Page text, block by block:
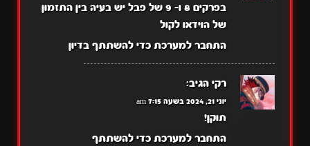
בפרקים 8 ו- 9 של פבל יש בעיה בין התזמון
של הוידאו לקול
התחבר למערכת כדי להשתתף בדיון
רקי הגיב:
יוני 21, 2024 בשעה 7:15 am
תוקן!
התחבר למערכת כדי להשתתף